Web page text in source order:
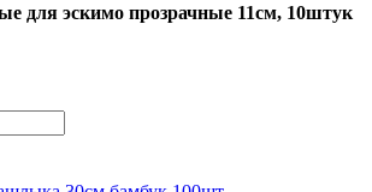
для эскимо прозрачные 11см, 10штук